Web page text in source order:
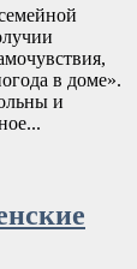
в доме».
и